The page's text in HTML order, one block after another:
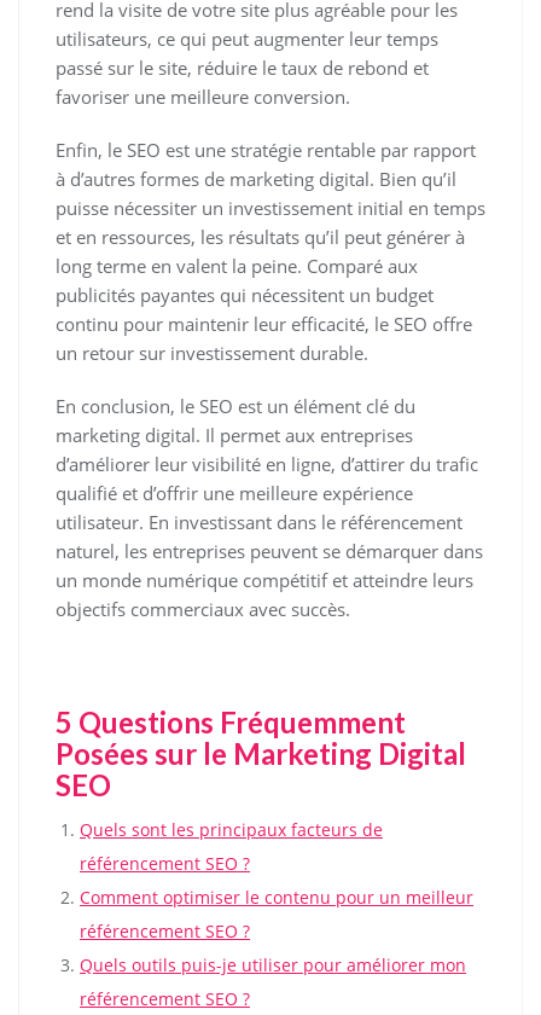
rend la visite de votre site plus agréable pour les
utilisateurs, ce qui peut augmenter leur temps
passé sur le site, réduire le taux de rebond et
favoriser une meilleure conversion.
Enfin, le SEO est une stratégie rentable par rapport
à d’autres formes de marketing digital. Bien qu’il
puisse nécessiter un investissement initial en temps
et en ressources, les résultats qu’il peut générer à
long terme en valent la peine. Comparé aux
publicités payantes qui nécessitent un budget
continu pour maintenir leur efficacité, le SEO offre
un retour sur investissement durable.
En conclusion, le SEO est un élément clé du
marketing digital. Il permet aux entreprises
d’améliorer leur visibilité en ligne, d’attirer du trafic
qualifié et d’offrir une meilleure expérience
utilisateur. En investissant dans le référencement
naturel, les entreprises peuvent se démarquer dans
un monde numérique compétitif et atteindre leurs
objectifs commerciaux avec succès.
5 Questions Fréquemment
Posées sur le Marketing Digital
SEO
Quels sont les principaux facteurs de
référencement SEO ?
Comment optimiser le contenu pour un meilleur
référencement SEO ?
Quels outils puis-je utiliser pour améliorer mon
référencement SEO ?